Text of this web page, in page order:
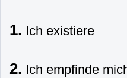
1. Ich existiere
2. Ich empfinde